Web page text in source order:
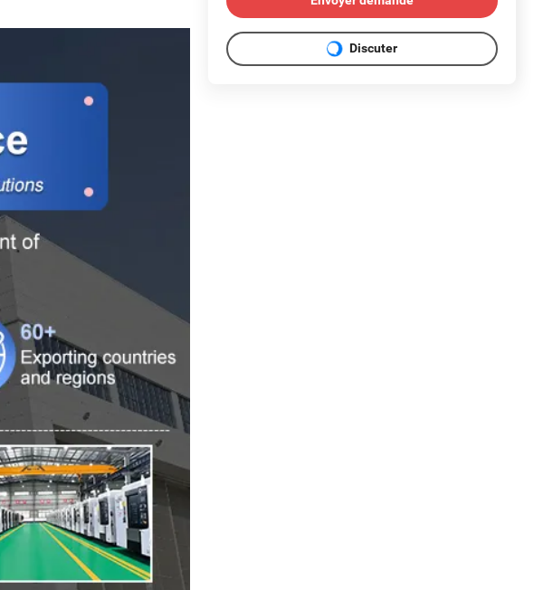
Discuter